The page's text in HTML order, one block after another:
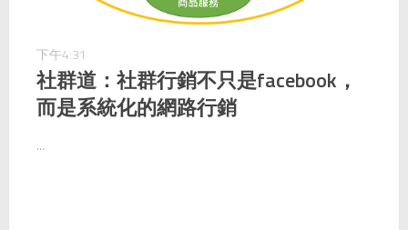
下午4:31
社群道：社群行銷不只是facebook，
而是系統化的網路行銷
...